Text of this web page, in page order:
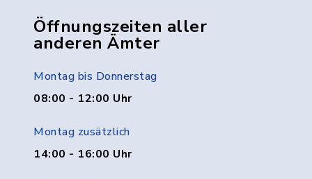
Öffnungszeiten aller
anderen Ämter
Montag bis Donnerstag
08:00 - 12:00 Uhr
Montag zusätzlich
14:00 - 16:00 Uhr